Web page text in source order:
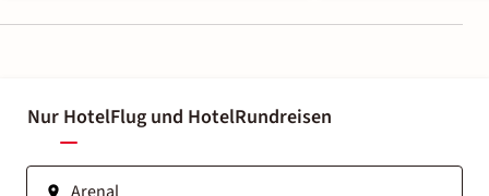
Nur HotelFlug und HotelRundreisen